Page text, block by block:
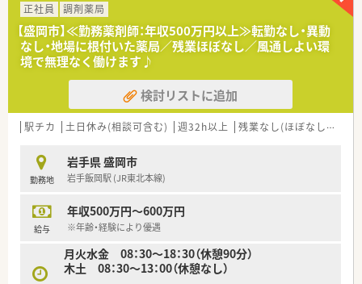
【想定される業務内容】
■特定の店舗に固定されず、東北エリアの各店舗にて調剤や監
査、多種多様な患者様への服薬指導を幅広く担当いただきます。
■各現場の状況に合わせた的確な薬歴管理を行いながら、店舗間
の情報共有や業務フローの最適化など、運営のサポートも実施し
ます。
■将来的には在宅医療業務への参画や、エリア全体のマネジメン
ト業務、後進の育成など、より責任あるポジションでの活躍も期
待されます。
【こんな取り組みをしています】
■ラウンダー勤務の方が各店舗で戸惑わないよう、共通のe-
Learningや勉強会を通じて、業務マニュアルの標準化を積極的
■HPKIカード発行費用の全額負担など、最新の医療システム導
入を支援しており、どの店舗にいても効率的に業務が行える環境
■健康診断やインフルエンザワクチン接種の費用補助など、複数
の現場を支える薬剤師の健康管理を法人として手厚くサポート
正社員
調剤薬局
【盛岡市】≪勤務薬剤師：年収500万円以上≫転勤なし・異動
なし・地場に根付いた薬局／残業ほぼなし／風通しよい環
境で無理なく働けます♪
検討リストに追加
駅チカ 土日休み(相談可含む) 週32h以上 残業なし(ほぼなし含む)
勤務地
岩手県 盛岡市
岩手飯岡駅 (JR東北本線)
給与
年収500万円～600万円
※年齢・経験により優遇
月火水金 08：30～18：30（休憩90分）
木土 08：30～13：00（休憩なし）